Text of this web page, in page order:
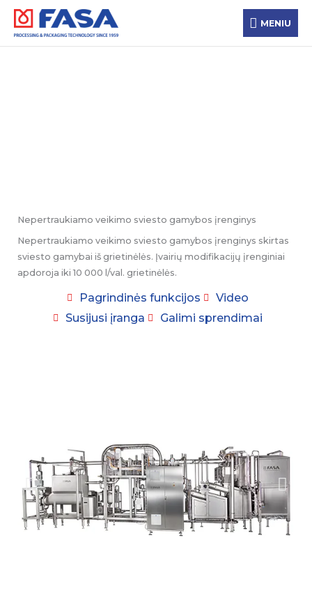
Pereiti
prie
turinio
MENIU
MENIU
Nepertraukiamo veikimo sviesto gamybos įrenginys
Nepertraukiamo veikimo sviesto gamybos įrenginys skirtas
sviesto gamybai iš grietinėlės. Įvairių modifikacijų įrenginiai
apdoroja iki 10 000 l/val. grietinėlės.
Pagrindinės funkcijos
Video
Susijusi įranga
Galimi sprendimai